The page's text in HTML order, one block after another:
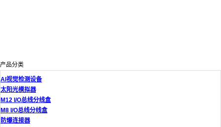
产品分类
AI视觉检测设备
太阳光模拟器
M12 I/O总线分线盒
M8 I/O总线分线盒
防爆连接器